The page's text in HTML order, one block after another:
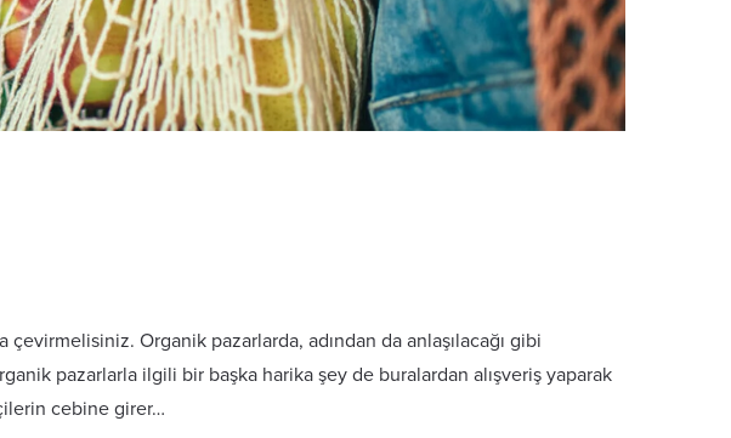
Organik pazarlarda, adından da anlaşılacağı gibi
pazarlarla ilgili bir başka harika şey de buralardan alışveriş yaparak
cebine girer…